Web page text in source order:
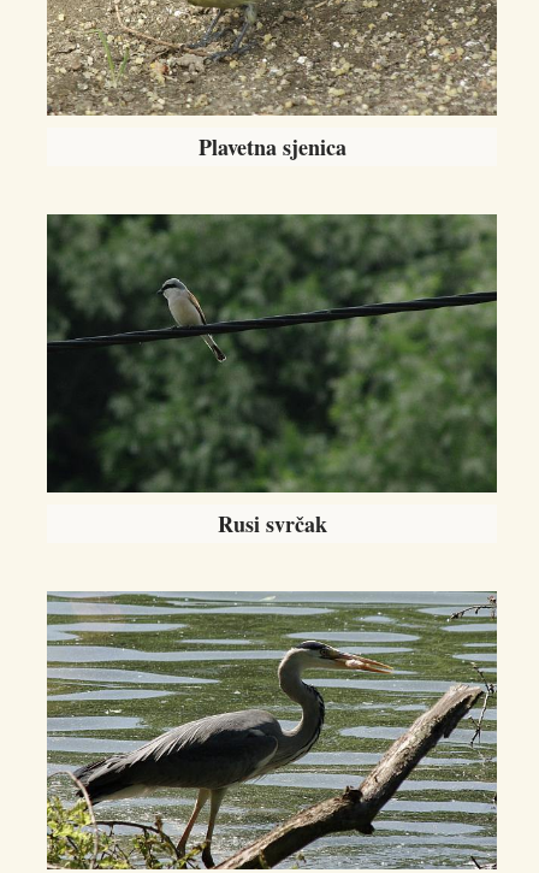
Plavetna sjenica
Rusi svrčak